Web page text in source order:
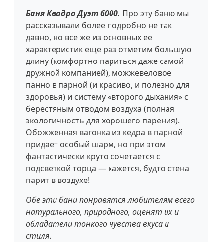
Баня Квадро Дуэт 6000. Про эту баню мы
рассказывали более подробно не так
давно, но все же из основных ее
характеристик еще раз отметим большую
длину (комфортно париться даже самой
дружной компанией), можжевеловое
панно в парной (и красиво, и полезно для
здоровья) и систему «второго дыхания» с
берестяным отводом воздуха (полная
экологичность для хорошего парения).
Обожженная вагонка из кедра в парной
придает особый шарм, но при этом
фантастически круто сочетается с
подсветкой торца — кажется, будто стена
парит в воздухе!
Обе эти бани понравятся любителям всего
натурального, природного, оценят их и
обладатели тонкого чувства вкуса и
стиля.